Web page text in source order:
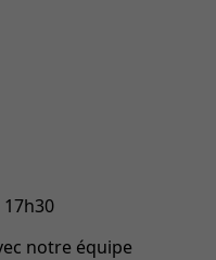
notre équipe